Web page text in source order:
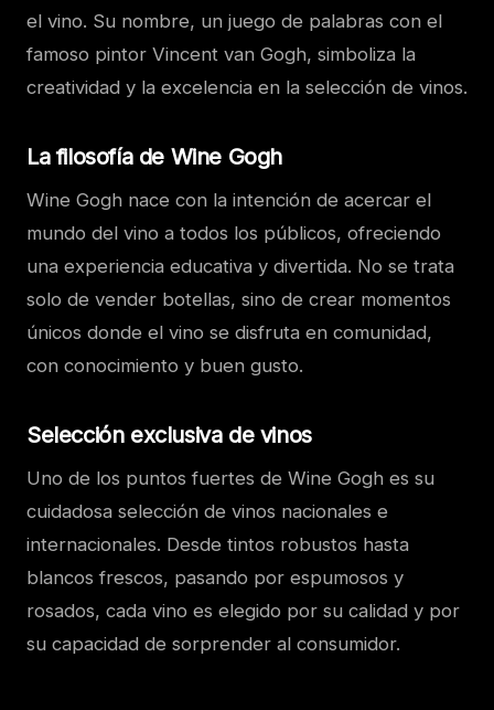
el vino. Su nombre, un juego de palabras con el
famoso pintor Vincent van Gogh, simboliza la
creatividad y la excelencia en la selección de vinos.
La filosofía de Wine Gogh
Wine Gogh nace con la intención de acercar el
mundo del vino a todos los públicos, ofreciendo
una experiencia educativa y divertida. No se trata
solo de vender botellas, sino de crear momentos
únicos donde el vino se disfruta en comunidad,
con conocimiento y buen gusto.
Selección exclusiva de vinos
Uno de los puntos fuertes de Wine Gogh es su
cuidadosa selección de vinos nacionales e
internacionales. Desde tintos robustos hasta
blancos frescos, pasando por espumosos y
rosados, cada vino es elegido por su calidad y por
su capacidad de sorprender al consumidor.